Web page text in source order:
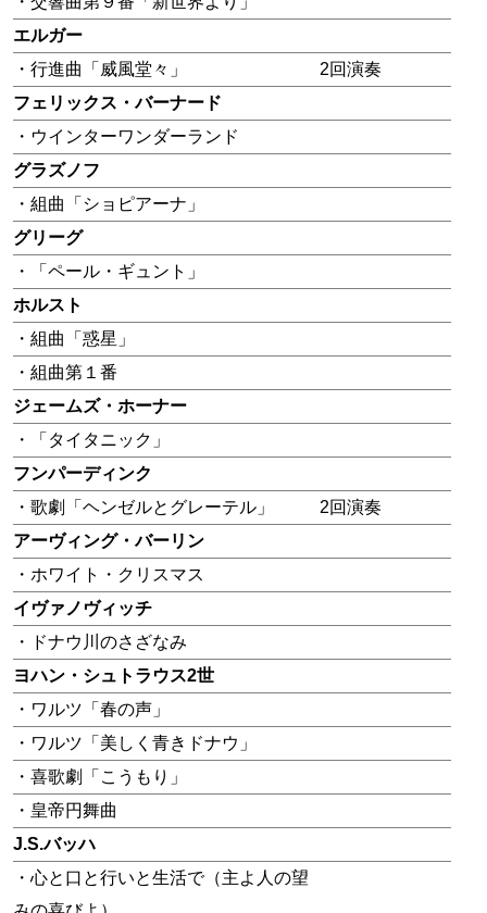
エルガー
・行進曲「威風堂々」
2回演奏
フェリックス・バーナード
・ウインターワンダーランド
グラズノフ
・組曲「ショピアーナ」
グリーグ
・「ペール・ギュント」
ホルスト
・組曲「惑星」
・組曲第１番
ジェームズ・ホーナー
・「タイタニック」
フンパーディンク
・歌劇「ヘンゼルとグレーテル」
2回演奏
アーヴィング・バーリン
・ホワイト・クリスマス
イヴァノヴィッチ
・ドナウ川のさざなみ
ヨハン・シュトラウス2世
・ワルツ「春の声」
・ワルツ「美しく青きドナウ」
・喜歌劇「こうもり」
・皇帝円舞曲
J.S.バッハ
・心と口と行いと生活で（主よ人の望